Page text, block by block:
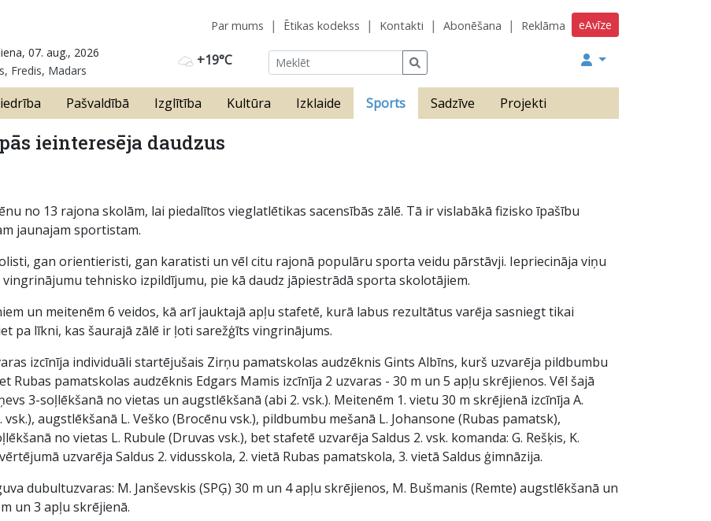
eAvīze
Par mums Ētikas kodekss Kontakti Abonēšana Reklāma
+19°C
07. aug., 2026
Fredis, Madars
Pašvaldībā Izglītība Kultūra Izklaide Sports Sadzīve Projekti
ieinteresēja daudzus
no 13 rajona skolām, lai piedalītos vieglatlētikas sacensībās zālē. Tā ir vislabākā fizisko īpašību
jaunajam sportistam.
gan orientieristi, gan karatisti un vēl citu rajonā populāru sporta veidu pārstāvji. Iepriecināja viņu
tehnisko izpildījumu, pie kā daudz jāpiestrādā sporta skolotājiem.
un meitenēm 6 veidos, kā arī jauktajā apļu stafetē, kurā labus rezultātus varēja sasniegt tikai
pa līkni, kas šaurajā zālē ir ļoti sarežģīts vingrinājums.
izcīnīja individuāli startējušais Zirņu pamatskolas audzēknis Gints Albīns, kurš uzvarēja pildbumbu
Rubas pamatskolas audzēknis Edgars Mamis izcīnīja 2 uzvaras - 30 m un 5 apļu skrējienos. Vēl šajā
3-soļlēkšanā no vietas un augstlēkšanā (abi 2. vsk.). Meitenēm 1. vietu 30 m skrējienā izcīnīja A.
augstlēkšanā L. Veško (Brocēnu vsk.), pildbumbu mešanā L. Johansone (Rubas pamatsk),
no vietas L. Rubule (Druvas vsk.), bet stafetē uzvarēja Saldus 2. vsk. komanda: G. Rešķis, K.
uzvarēja Saldus 2. vidusskola, 2. vietā Rubas pamatskola, 3. vietā Saldus ģimnāzija.
dubultuzvaras: M. Janševskis (SPĢ) 30 m un 4 apļu skrējienos, M. Bušmanis (Remte) augstlēkšanā un
un 3 apļu skrējienā.